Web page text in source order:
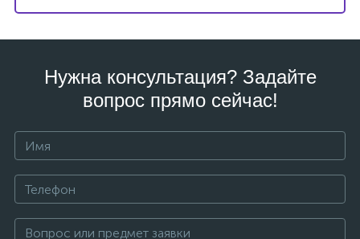
Нужна консультация? Задайте
вопрос прямо сейчас!